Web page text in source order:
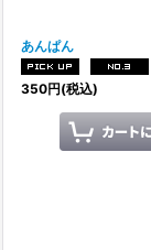
あんぱん
350円(税込)